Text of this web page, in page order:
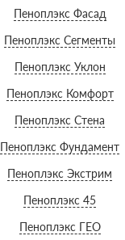
Пеноплэкс Фасад
Пеноплэкс Сегменты
Пеноплэкс Уклон
Пеноплэкс Комфорт
Пеноплэкс Стена
Пеноплэкс Фундамент
Пеноплэкс Экстрим
Пеноплэкс 45
Пеноплэкс ГЕО